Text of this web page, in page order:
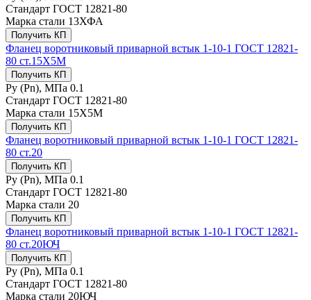
Стандарт ГОСТ 12821-80
Марка стали 13ХФА
Получить КП
Фланец воротниковый приварной встык 1-10-1 ГОСТ 12821-
80 ст.15Х5М
Получить КП
Ру (Рn), МПа 0.1
Стандарт ГОСТ 12821-80
Марка стали 15Х5М
Получить КП
Фланец воротниковый приварной встык 1-10-1 ГОСТ 12821-
80 ст.20
Получить КП
Ру (Рn), МПа 0.1
Стандарт ГОСТ 12821-80
Марка стали 20
Получить КП
Фланец воротниковый приварной встык 1-10-1 ГОСТ 12821-
80 ст.20ЮЧ
Получить КП
Ру (Рn), МПа 0.1
Стандарт ГОСТ 12821-80
Марка стали 20ЮЧ